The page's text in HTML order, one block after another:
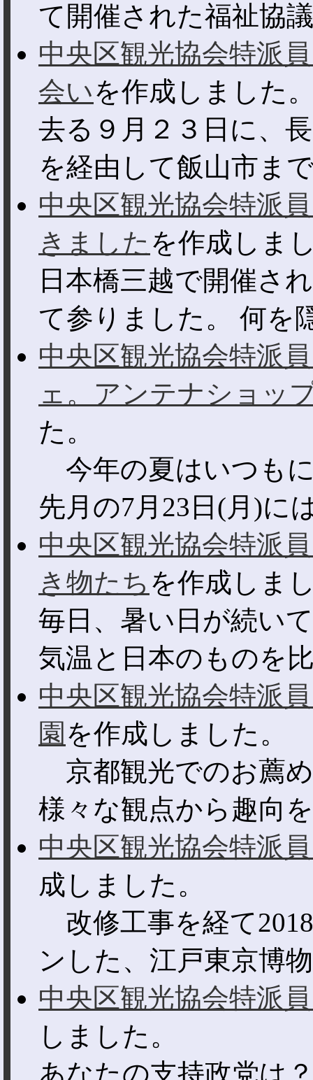
て開催された福祉協
中央区観光協会特派
会いを作成しました
去る９月２３日に、
を経由して飯山市ま
中央区観光協会特派
きました を作成しま
日本橋三越で開催さ
て参りました。 何を
中央区観光協会特派
ェ。アンテナショッ
た。
今年の夏はいつも
先月の7月23日(月)に
中央区観光協会特派
き物たち を作成しま
毎日、暑い日が続い
気温と日本のものを
中央区観光協会特派
園 を作成しました。
京都観光でのお薦
様々な観点から趣向
中央区観光協会特派
成しました。
改修工事を経て
ンした、江戸東京博
中央区観光協会特派
しました。
あなたの支持政党は